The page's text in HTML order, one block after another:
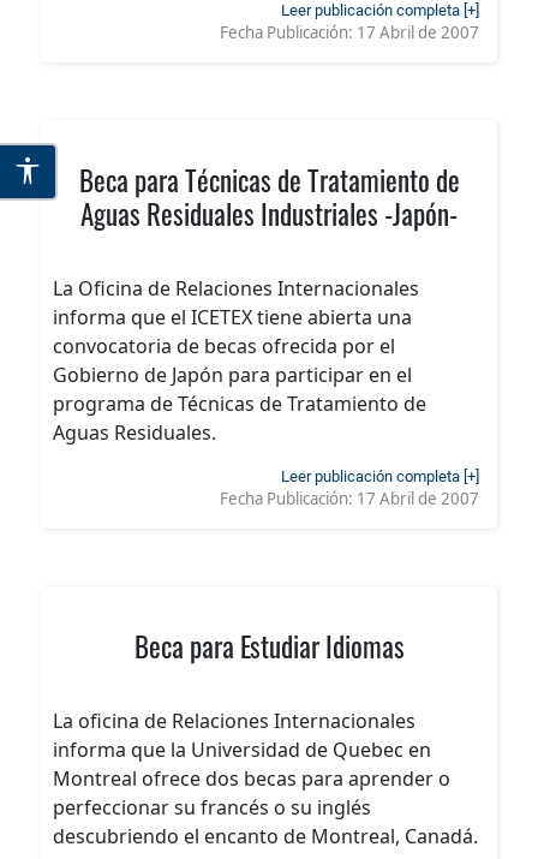
Leer publicación completa [+]
Fecha Publicación: 17 Abril de 2007
Beca para Técnicas de Tratamiento de
Aguas Residuales Industriales -Japón-
La Oficina de Relaciones Internacionales
informa que el ICETEX tiene abierta una
convocatoria de becas ofrecida por el
Gobierno de Japón para participar en el
programa de Técnicas de Tratamiento de
Aguas Residuales.
Leer publicación completa [+]
Fecha Publicación: 17 Abril de 2007
Beca para Estudiar Idiomas
La oficina de Relaciones Internacionales
informa que la Universidad de Quebec en
Montreal ofrece dos becas para aprender o
perfeccionar su francés o su inglés
descubriendo el encanto de Montreal, Canadá.